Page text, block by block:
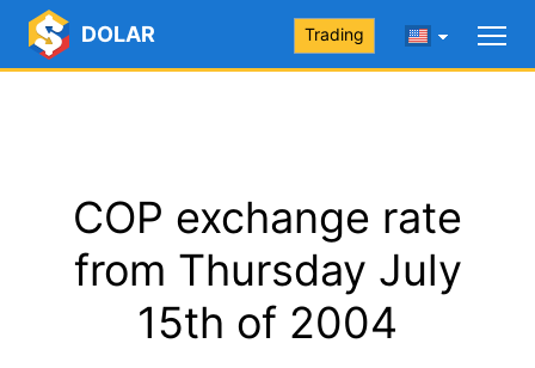
DOLAR Trading
COP exchange rate
from Thursday July
15th of 2004